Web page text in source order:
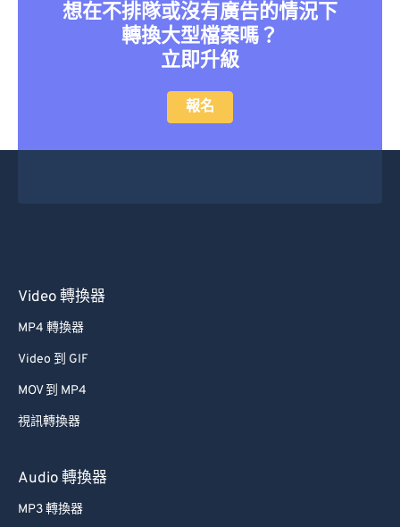
想在不排隊或沒有廣告的情況下
轉換大型檔案嗎？
立即升級
報名
Video 轉換器
MP4 轉換器
Video 到 GIF
MOV 到 MP4
視訊轉換器
Audio 轉換器
MP3 轉換器